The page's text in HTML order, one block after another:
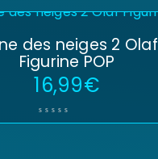
des neiges 2 Olaf
Figurine POP
16,99€